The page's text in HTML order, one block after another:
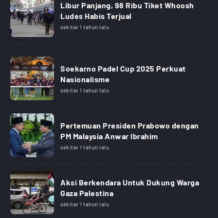
Libur Panjang, 98 Ribu Tiket Whoosh
Ludes Habis Terjual
sekitar 1 tahun lalu
Soekarno Padel Cup 2025 Perkuat
Nasionalisme
sekitar 1 tahun lalu
Pertemuan Presiden Prabowo dengan
PM Malaysia Anwar Ibrahim
sekitar 1 tahun lalu
Aksi Berkendara Untuk Dukung Warga
Gaza Palestina
sekitar 1 tahun lalu